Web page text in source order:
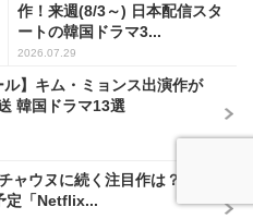
作！来週(8/3～) 日本配信スタ
ートの韓国ドラマ3...
2026.07.29
ル】キム・ミョンス出演作が
韓国ドラマ13選
ャウヌに続く注目作は？20
定「Netflix...